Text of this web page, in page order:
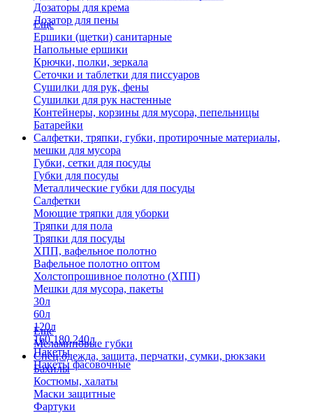
Дозаторы для крема
Дозатор для пены
Еще
Ершики (щетки) санитарные
Напольные ершики
Крючки, полки, зеркала
Сеточки и таблетки для писсуаров
Сушилки для рук, фены
Сушилки для рук настенные
Контейнеры, корзины для мусора, пепельницы
Батарейки
Салфетки, тряпки, губки, протирочные материалы,
мешки для мусора
Губки, сетки для посуды
Губки для посуды
Металлические губки для посуды
Салфетки
Моющие тряпки для уборки
Тряпки для пола
Тряпки для посуды
ХПП, вафельное полотно
Вафельное полотно оптом
Холстопрошивное полотно (ХПП)
Мешки для мусора, пакеты
30л
60л
120л
160,180,240л
Пакеты
Пакеты фасовочные
Еще
Меламиновые губки
Спец.одежда, защита, перчатки, сумки, рюкзаки
Бахилы
Костюмы, халаты
Маски защитные
Фартуки